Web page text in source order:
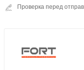
Проверка перед